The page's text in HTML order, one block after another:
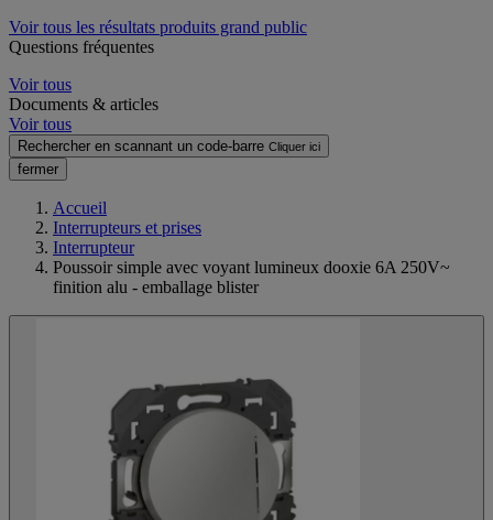
Voir tous les résultats produits grand public
Questions fréquentes
Voir tous
Documents & articles
Voir tous
Rechercher en scannant un code-barre Cliquer ici
fermer
Accueil
Interrupteurs et prises
Interrupteur
Poussoir simple avec voyant lumineux dooxie 6A 250V~
finition alu - emballage blister